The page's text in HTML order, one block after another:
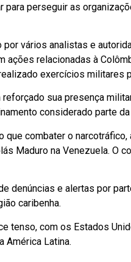
para perseguir as
vários analistas e
ações relacionadas à
exercícios
sua presença
considerado parte
que combater o
Maduro na Venezuela. O
denúncias e alertas por
caribenha.
tenso, com os Estados
América Latina.